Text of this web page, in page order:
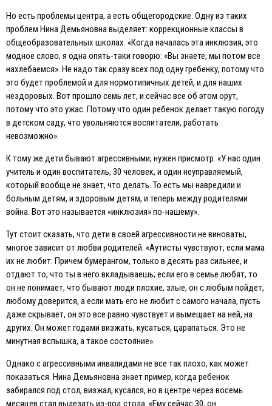
Но есть проблемы центра, а есть общегородские. Одну из таких
проблем Нина Демьяновна выделяет: коррекционные классы в
общеобразовательных школах. «Когда началась эта инклюзия, это
модное слово, я одна опять-таки говорю: «Вы знаете, мы потом все
нахлебаемся». Не надо так сразу всех под одну гребенку, потому что
это будет проблемой и для нормотипичных детей, и для наших
нездоровых. Вот прошло семь лет, и сейчас все об этом орут,
потому что это ужас. Потому что один ребенок делает такую погоду
в детском саду, что увольняются воспитатели, работать
невозможно».
К тому же дети бывают агрессивными, нужен присмотр. «У нас один
учитель и один воспитатель, 30 человек, и один неуправляемый,
который вообще не знает, что делать. То есть мы навредили и
больным детям, и здоровым детям, и теперь между родителями
война. Вот это называется «инклюзия» по-нашему».
Тут стоит сказать, что дети в своей агрессивности не виноваты,
многое зависит от любви родителей. «Аутисты чувствуют, если мама
их не любит. Причем бумерангом, только в десять раз сильнее, и
отдают то, что ты в него вкладываешь; если его в семье любят, то
он не понимает, что бывают люди плохие, злые, он с любым пойдет,
любому доверится, а если мать его не любит с самого начала, пусть
даже скрывает, он это все равно чувствует и вымещает на ней, на
других. Он может годами визжать, кусаться, царапаться. Это не
минутная вспышка, а такое состояние».
Однако с агрессивными инвалидами не все так плохо, как может
показаться. Нина Демьяновна знает пример, когда ребенок
забирался под стол, визжал, кусался, но в центре через восемь
месяцев стал вылезать из-под стола. «Eму сейчас 30, он